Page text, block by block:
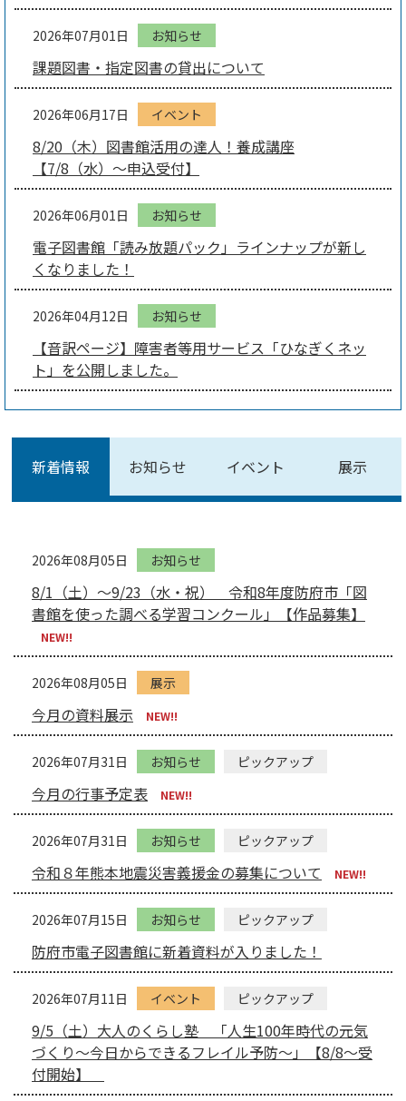
2026年07月01日 お知らせ
課題図書・指定図書の貸出について
2026年06月17日 イベント
8/20（木）図書館活用の達人！養成講座
【7/8（水）～申込受付】
2026年06月01日 お知らせ
電子図書館「読み放題パック」ラインナップが新し
くなりました！
2026年04月12日 お知らせ
【音訳ページ】障害者等用サービス「ひなぎくネッ
ト」を公開しました。
新着情報 お知らせ イベント 展示
2026年08月05日 お知らせ
8/1（土）～9/23（水・祝） 令和8年度防府市「図
書館を使った調べる学習コンクール」【作品募集】
NEW!!
2026年08月05日 展示
今月の資料展示 NEW!!
2026年07月31日 お知らせ ピックアップ
今月の行事予定表 NEW!!
2026年07月31日 お知らせ ピックアップ
令和８年熊本地震災害義援金の募集について NEW!!
2026年07月15日 お知らせ ピックアップ
防府市電子図書館に新着資料が入りました！
2026年07月11日 イベント ピックアップ
9/5（土）大人のくらし塾 「人生100年時代の元気
づくり～今日からできるフレイル予防～」【8/8～受
付開始】